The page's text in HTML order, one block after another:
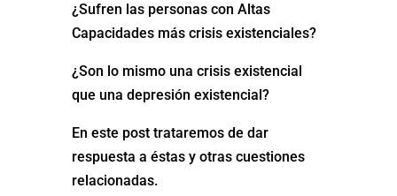
¿Sufren las personas con Altas
Capacidades más crisis existenciales?
¿Son lo mismo una crisis existencial
que una depresión existencial?
En este post trataremos de dar
respuesta a éstas y otras cuestiones
relacionadas.